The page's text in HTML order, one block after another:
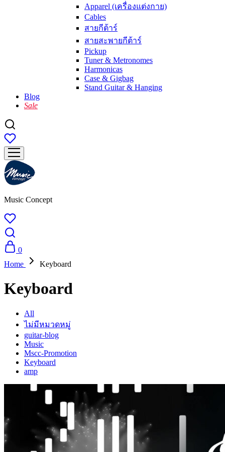
Apparel (เครื่องแต่งกาย)
Cables
สายกีต้าร์
สายสะพายกีต้าร์
Pickup
Tuner & Metronomes
Harmonicas
Case & Gigbag
Stand Guitar & Hanging
Blog
Sale
Music Concept
0
Home
Keyboard
Keyboard
All
ไม่มีหมวดหมู่
guitar-blog
Music
Mscc-Promotion
Keyboard
amp